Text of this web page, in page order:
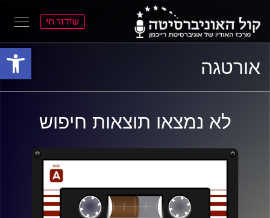
פתח
התפריט
הראשי
התוכן
הראשי
שידור חי
אורטגה
לא נמצאו תוצאות חיפוש